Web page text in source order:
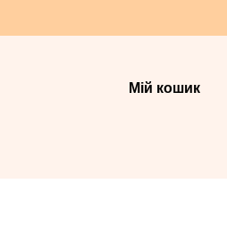
Мій кошик